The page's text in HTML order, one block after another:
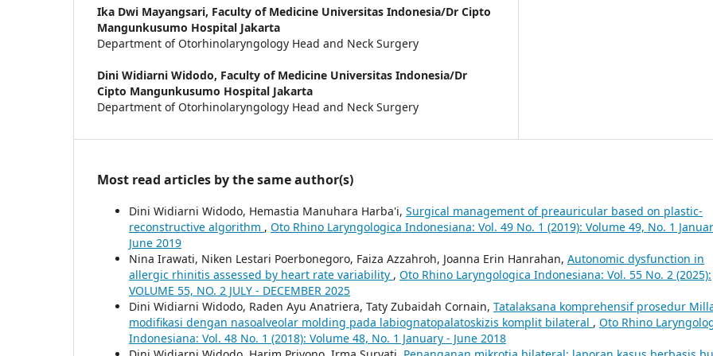
Ika Dwi Mayangsari, Faculty of Medicine Universitas Indonesia/Dr Cipto
Mangunkusumo Hospital Jakarta
Department of Otorhinolaryngology Head and Neck Surgery
Dini Widiarni Widodo, Faculty of Medicine Universitas Indonesia/Dr
Cipto Mangunkusumo Hospital Jakarta
Department of Otorhinolaryngology Head and Neck Surgery
Most read articles by the same author(s)
Dini Widiarni Widodo, Hemastia Manuhara Harba'i, Surgical management of preauricular based on plastic-
reconstructive algorithm , Oto Rhino Laryngologica Indonesiana: Vol. 49 No. 1 (2019): Volume 49, No. 1
June 2019
Nina Irawati, Niken Lestari Poerbonegoro, Faiza Azzahroh, Joanna Erin Hanrahan, Autonomic dysfunction in
allergic rhinitis assessed by heart rate variability , Oto Rhino Laryngologica Indonesiana: Vol. 55 No. 2 (2025):
VOLUME 55, NO. 2 JULY - DECEMBER 2025
Dini Widiarni Widodo, Raden Ayu Anatriera, Taty Zubaidah Cornain, Tatalaksana komprehensif prosedur
modifikasi dengan nasoalveolar molding pada labiognatopalatoskizis komplit bilateral , Oto Rhino
Indonesiana: Vol. 48 No. 1 (2018): Volume 48, No. 1 January - June 2018